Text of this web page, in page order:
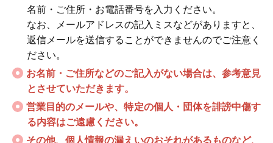
名前・ご住所・お電話番号を入力ください。
なお、メールアドレスの記入ミスなどがありますと、
返信メールを送信することができませんのでご注意く
ださい。
お名前・ご住所などのご記入がない場合は、参考意見
とさせていただきます。
営業目的のメールや、特定の個人・団体を誹謗中傷す
る内容はご遠慮ください。
その他、個人情報の漏えいのおそれがあるものなど、